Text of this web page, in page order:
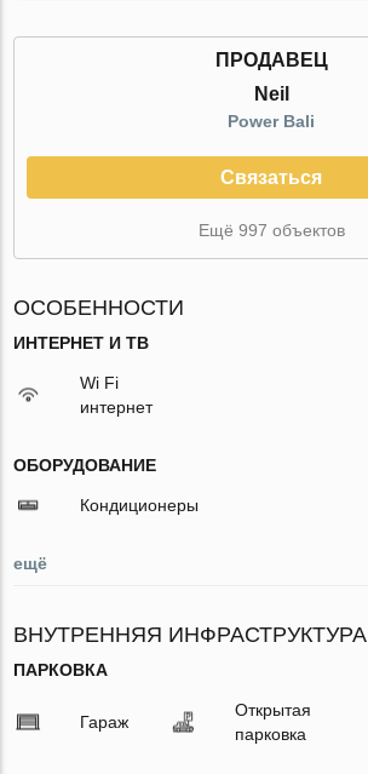
ПРОДАВЕЦ
Neil
Power Bali
Связаться
Ещё 997 объектов
ОСОБЕННОСТИ
ИНТЕРНЕТ И ТВ
Wi Fi
интернет
ОБОРУДОВАНИЕ
Кондиционеры
ещё
ВНУТРЕННЯЯ ИНФРАСТРУКТУРА
ПАРКОВКА
Гараж
Открытая
парковка